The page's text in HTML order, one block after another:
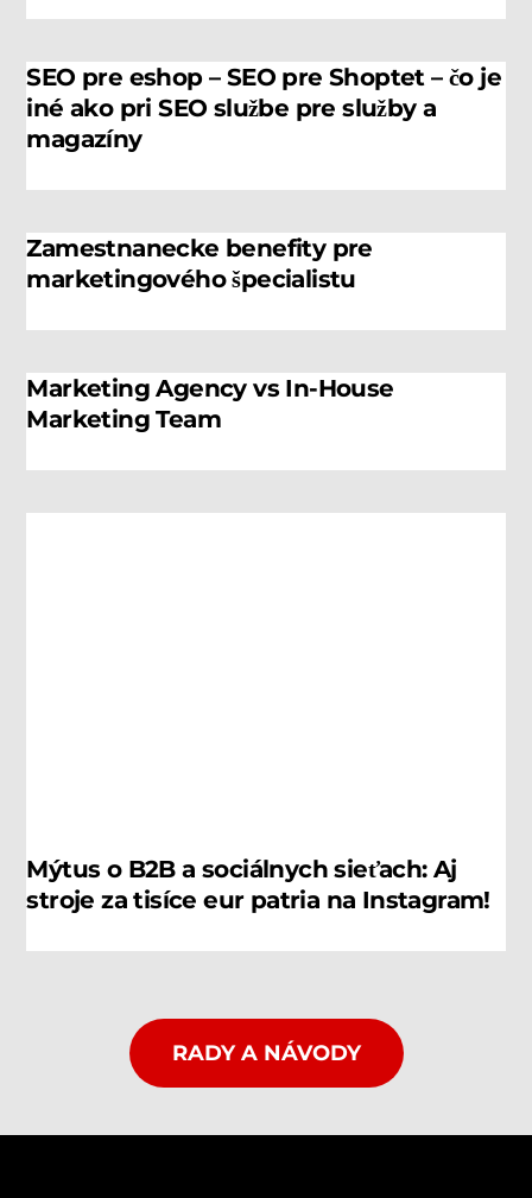
SEO pre eshop – SEO pre Shoptet – čo je
iné ako pri SEO službe pre služby a
magazíny
Zamestnanecke benefity pre
marketingového špecialistu
Marketing Agency vs In-House
Marketing Team
Mýtus o B2B a sociálnych sieťach: Aj
stroje za tisíce eur patria na Instagram!
RADY A NÁVODY